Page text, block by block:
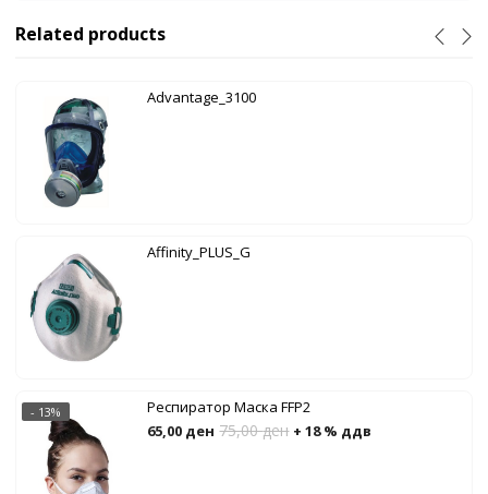
Related products
Advantage_3100
Affinity_PLUS_G
Респиратор Маска FFP2
65,00 ден 75,00ден + 18 % ддв
- 13%